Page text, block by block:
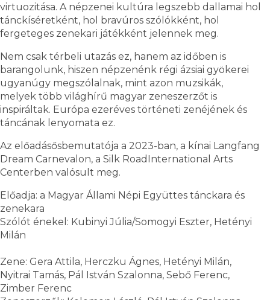
virtuozitása. A népzenei kultúra legszebb dallamai hol
tánckíséretként, hol bravúros szólókként, hol
fergeteges zenekari játékként jelennek meg.
Nem csak térbeli utazás ez, hanem az időben is
barangolunk, hiszen népzenénk régi ázsiai gyökerei
ugyanúgy megszólalnak, mint azon muzsikák,
melyek több világhírű magyar zeneszerzőt is
inspiráltak. Európa ezeréves történeti zenéjének és
táncának lenyomata ez.
Az előadásősbemutatója a 2023-ban, a kínai Langfang
Dream Carnevalon, a Silk RoadInternational Arts
Centerben valósult meg.
Előadja: a Magyar Állami Népi Együttes tánckara és
zenekara
Szólót énekel: Kubinyi Júlia/Somogyi Eszter, Hetényi
Milán
Zene: Gera Attila, Herczku Ágnes, Hetényi Milán,
Nyitrai Tamás, Pál István Szalonna, Sebő Ferenc,
Zimber Ferenc